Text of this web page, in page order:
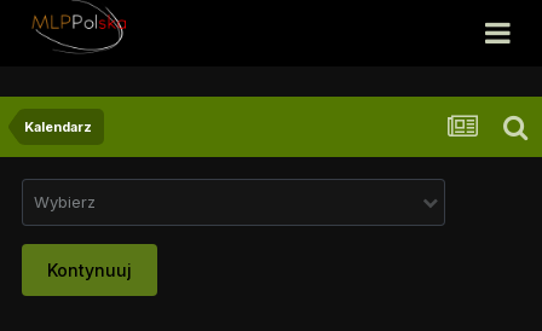
Kalendarz
Wybierz
Kontynuuj